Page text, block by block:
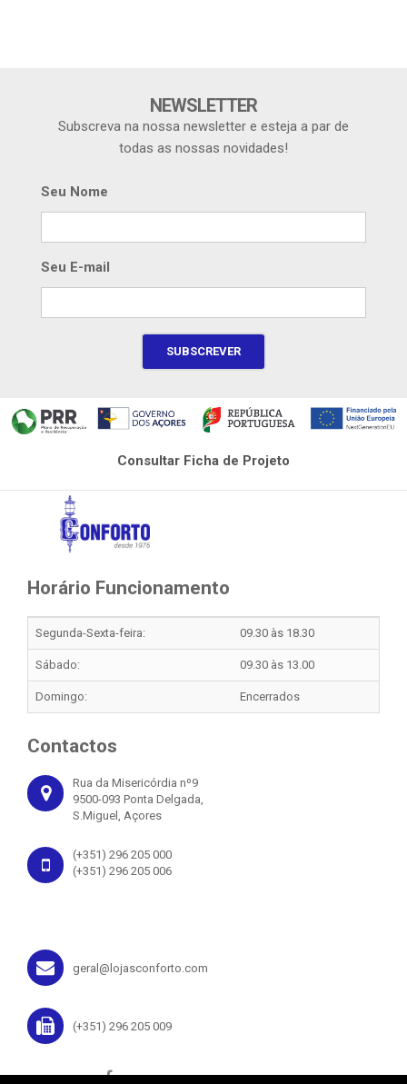
NEWSLETTER
Subscreva na nossa newsletter e esteja a par de
todas as nossas novidades!
Seu Nome
Seu E-mail
Consultar Ficha de Projeto
Horário Funcionamento
Segunda-Sexta-feira: 09.30 às 18.30
Sábado: 09.30 às 13.00
Domingo: Encerrados
Contactos
Rua da Misericórdia nº9
9500-093 Ponta Delgada,
S.Miguel, Açores
(+351) 296 205 000
(+351) 296 205 006
geral@lojasconforto.com
(+351) 296 205 009